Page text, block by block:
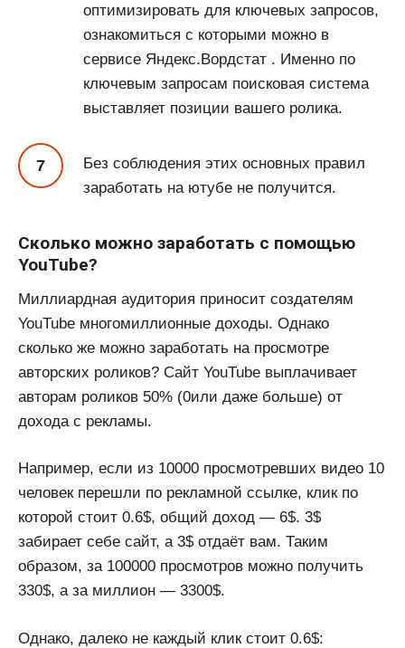
оптимизировать для ключевых запросов,
ознакомиться с которыми можно в
сервисе Яндекс.Вордстат . Именно по
ключевым запросам поисковая система
выставляет позиции вашего ролика.
Без соблюдения этих основных правил
заработать на ютубе не получится.
Сколько можно заработать с помощью
YouTube?
Миллиардная аудитория приносит создателям
YouTube многомиллионные доходы. Однако
сколько же можно заработать на просмотре
авторских роликов? Сайт YouTube выплачивает
авторам роликов 50% (0или даже больше) от
дохода с рекламы.
Например, если из 10000 просмотревших видео 10
человек перешли по рекламной ссылке, клик по
которой стоит 0.6$, общий доход — 6$. 3$
забирает себе сайт, а 3$ отдаёт вам. Таким
образом, за 100000 просмотров можно получить
330$, а за миллион — 3300$.
Однако, далеко не каждый клик стоит 0.6$: